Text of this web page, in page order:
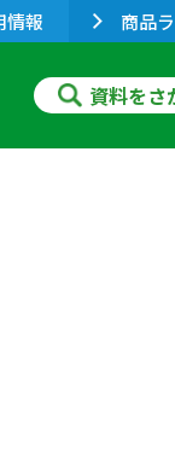
情報 商品
資料をさ